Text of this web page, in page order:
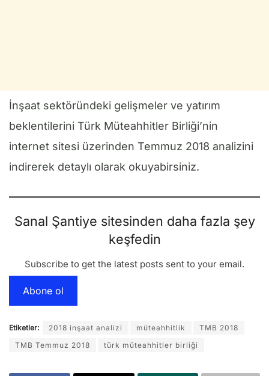
İnşaat sektöründeki gelişmeler ve yatırım
beklentilerini Türk Müteahhitler Birliği’nin
internet sitesi üzerinden Temmuz 2018 analizini
indirerek detaylı olarak okuyabirsiniz.
Sanal Şantiye sitesinden daha fazla şey
keşfedin
Subscribe to get the latest posts sent to your email.
Abone ol
Etiketler: 2018 inşaat analizi müteahhitlik
TMB 2018
TMB Temmuz 2018
türk müteahhitler birliği